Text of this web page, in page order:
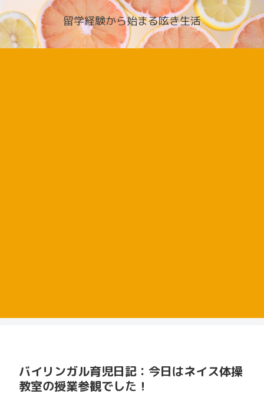
留学経験から始まる呟き生活
バイリンガル育児日記：今日はネイス体操
教室の授業参観でした！